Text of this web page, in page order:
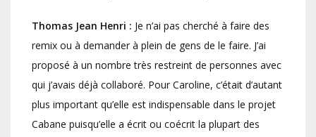
Thomas Jean Henri : Je n’ai pas cherché à faire des
remix ou à demander à plein de gens de le faire. J’ai
proposé à un nombre très restreint de personnes avec
qui j’avais déjà collaboré. Pour Caroline, c’était d’autant
plus important qu’elle est indispensable dans le projet
Cabane puisqu’elle a écrit ou coécrit la plupart des